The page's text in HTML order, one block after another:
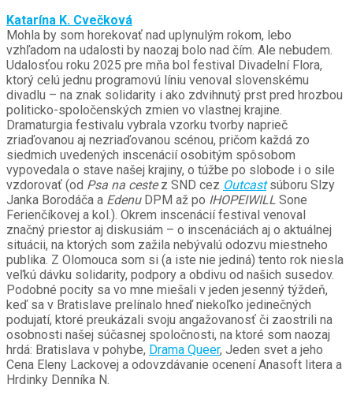
Katarína K. Cvečková
Mohla by som horekovať nad uplynulým rokom, lebo
vzhľadom na udalosti by naozaj bolo nad čím. Ale nebudem.
Udalosťou roku 2025 pre mňa bol festival Divadelní Flora,
ktorý celú jednu programovú líniu venoval slovenskému
divadlu – na znak solidarity i ako zdvihnutý prst pred hrozbou
politicko-spoločenských zmien vo vlastnej krajine.
Dramaturgia festivalu vybrala vzorku tvorby naprieč
zriaďovanou aj nezriaďovanou scénou, pričom každá zo
siedmich uvedených inscenácií osobitým spôsobom
vypovedala o stave našej krajiny, o túžbe po slobode i o sile
vzdorovať (od Psa na cestez SND cez Outcast súboru Slzy
Janka Borodáča a Edenu DPM až po IHOPEIWILL Sone
Ferienčíkovej a kol.). Okrem inscenácií festival venoval
značný priestor aj diskusiám – o inscenáciách aj o aktuálnej
situácii, na ktorých som zažila nebývalú odozvu miestneho
publika. Z Olomouca som si (a iste nie jediná) tento rok niesla
veľkú dávku solidarity, podpory a obdivu od našich susedov.
Podobné pocity sa vo mne miešali v jeden jesenný týždeň,
keď sa v Bratislave prelínalo hneď niekoľko jedinečných
podujatí, ktoré preukázali svoju angažovanosť či zaostrili na
osobnosti našej súčasnej spoločnosti, na ktoré som naozaj
hrdá: Bratislava v pohybe, Drama Queer, Jeden svet a jeho
Cena Eleny Lackovej a odovzdávanie ocenení Anasoft litera a
Hrdinky Denníka N.